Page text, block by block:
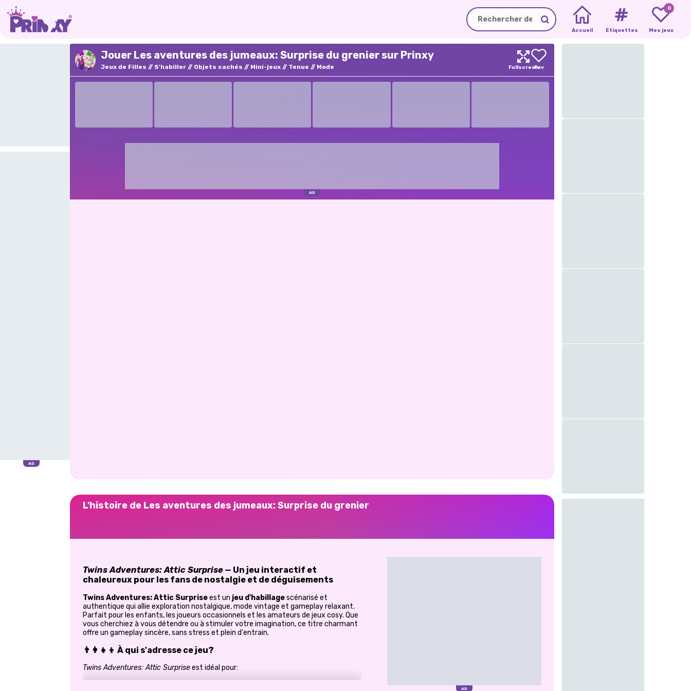
Accueil Étiquettes
0
Mes jeux
Jouer Les aventures des jumeaux: Surprise du grenier sur Prinxy
Jeux de Filles S'habiller Objets cachés Mini-jeux Tenue Mode
L'histoire de Les aventures des jumeaux: Surprise du grenier
Twins Adventures: Attic Surprise — Un jeu interactif et
chaleureux pour les fans de nostalgie et de déguisements
Twins Adventures: Attic Surpriseest un jeu d'habillagescénarisé et
authentique qui allie exploration nostalgique, mode vintage et gameplay relaxant.
Parfait pour les enfants, les joueurs occasionnels et les amateurs de jeux cosy. Que
vous cherchiez à vous détendre ou à stimuler votre imagination, ce titre charmant
offre un gameplay sincère, sans stress et plein d'entrain.
👨‍👩‍👧‍👦 À qui s'adresse ce jeu?
Twins Adventures: Attic Surpriseest idéal pour: